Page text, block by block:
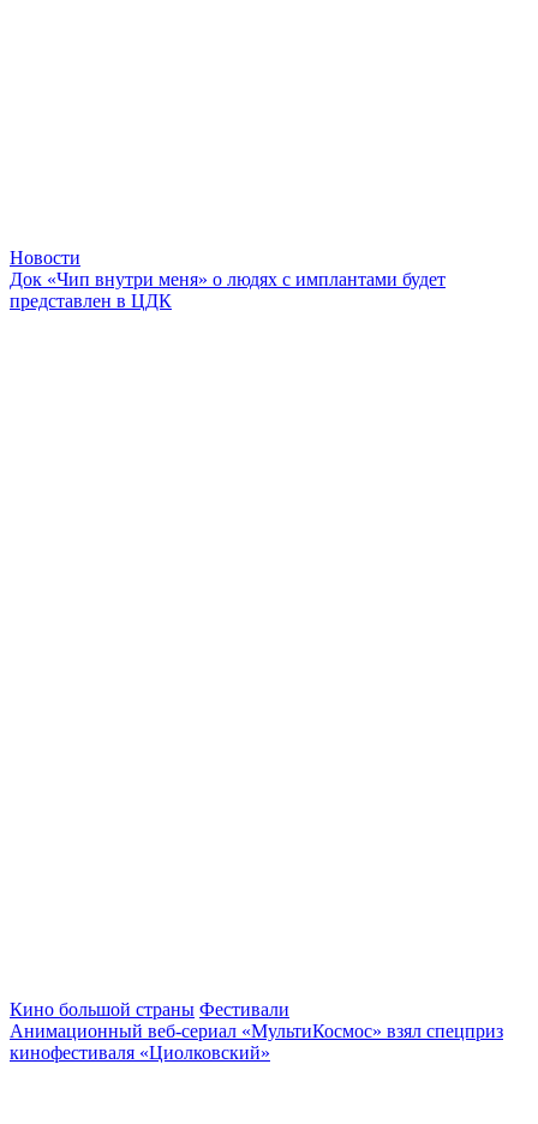
Новости
Док «Чип внутри меня» о людях с имплантами будет
представлен в ЦДК
Кино большой страны Фестивали
Анимационный веб-сериал «МультиКосмос» взял спецприз
кинофестиваля «Циолковский»